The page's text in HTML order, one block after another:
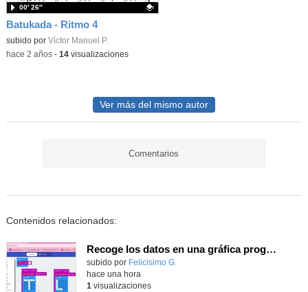
Batukada - Ritmo 4
Contenido educativo.
subido por Víctor Manuel P.
00′ 26″
-hace 2 años- 14visualizaciones
Ver más del mismo autor
Comentarios
Contenidos relacionados:
Recoge los datos en una gráfica programando tu placa microbit con MakeCode y conoce la Tª y nivel de luz en este eclipse
Contenido educativo.
subido por Felicisimo G.
hace una hora
1 visualizaciones